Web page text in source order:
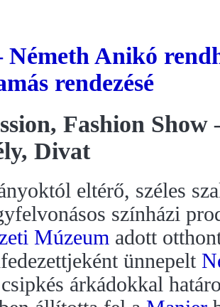
Németh Anikó
rendezésé
Fashion Show
Divat
eltérő, széles
színházi
Múzeum adott
ünnepelt
árkádokkal